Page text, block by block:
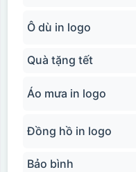
Ô dù in logo
Quà tặng tết
Áo mưa in logo
Đồng hồ in logo
Bảo bình